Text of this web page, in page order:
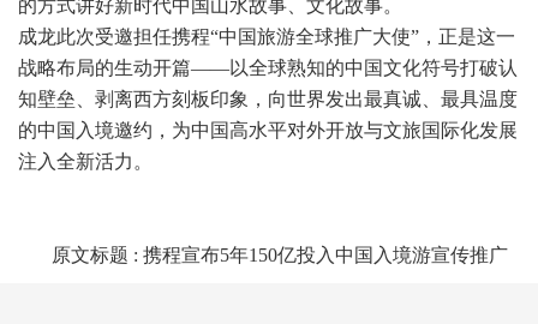
的方式讲好新时代中国山水故事、文化故事。
成龙此次受邀担任携程“中国旅游全球推广大使”，正是这一
战略布局的生动开篇——以全球熟知的中国文化符号打破认
知壁垒、剥离西方刻板印象，向世界发出最真诚、最具温度
的中国入境邀约，为中国高水平对外开放与文旅国际化发展
注入全新活力。
原文标题 : 携程宣布5年150亿投入中国入境游宣传推广